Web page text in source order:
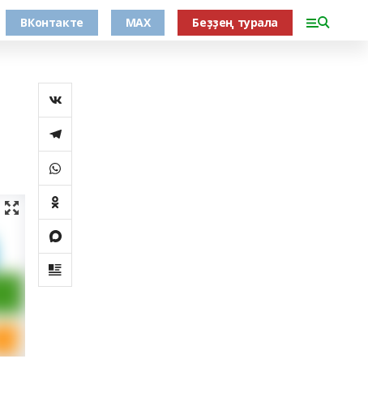
ВКонтакте MAX Беҙҙең турала